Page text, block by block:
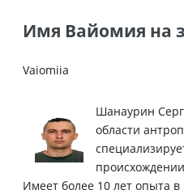
Имя Вайомия на
Vaiomiia
Шанаурин
области
Имеет более 10 лет опыта